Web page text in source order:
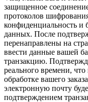
защищенное
протоколов
конфиденциальность и
данных. После
перенаправлены на
ввести данные вашей
транзакцию.
реального времени,
обработке вашего
электронную почту
подтверждением